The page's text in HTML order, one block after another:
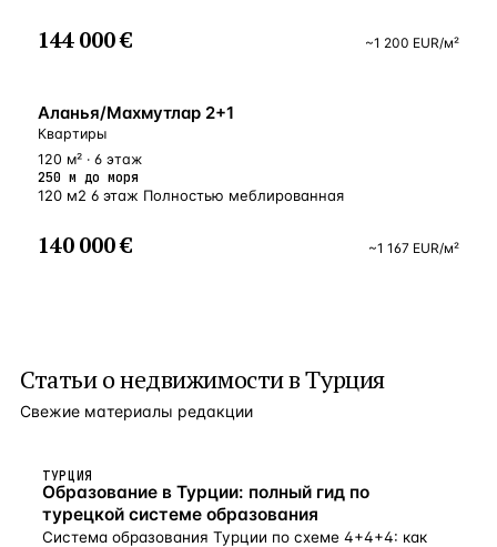
144 000 € ~1 200 EUR/м²
У МОРЯ
Аланья/Махмутлар 2+1
Квартиры
120 м² · 6 этаж
250 м до моря
120 м2 6 этаж Полностью меблированная
140 000 € ~1 167 EUR/м²
Статьи онедвижимости в Турция
Свежие материалы редакции
ТУРЦИЯ
Образование в Турции: полный гид по
турецкой системе образования
Система образования Турции по схеме 4+4+4: как